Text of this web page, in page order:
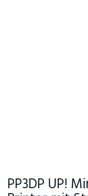
PP3DP UP!